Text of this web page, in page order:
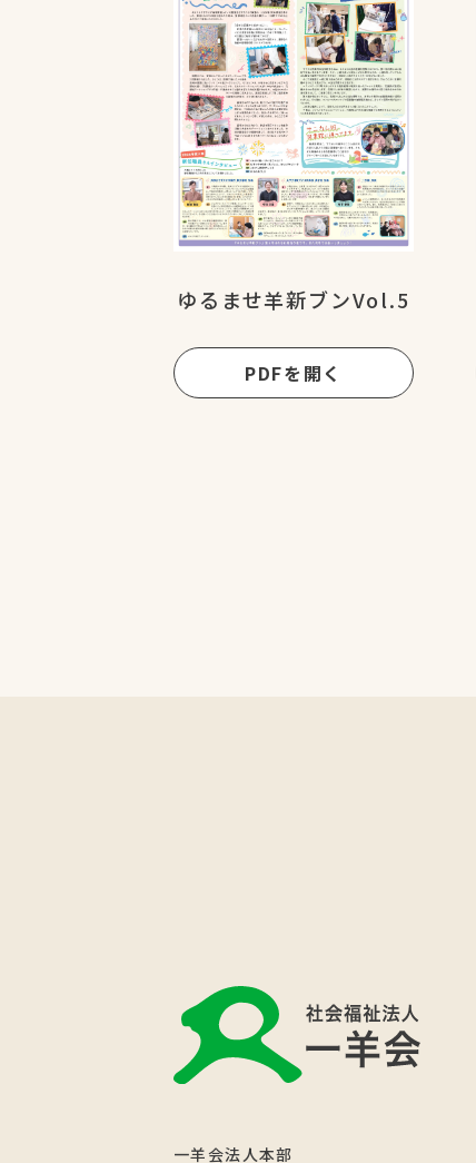
ゆるませ羊新ブンVol.5
PDFを開く
一羊会法人本部